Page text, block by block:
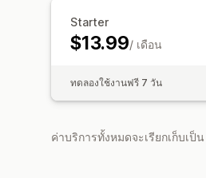
Starter
$13.99/ เดือน
ทดลองใช้งานฟรี 7 วัน
ค่าบริการทั้งหมดจะเรียกเก็บเป็